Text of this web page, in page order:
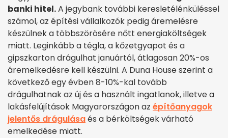
banki hitel.A jegybank további keresletélénküléssel
számol, az építési vállalkozók pedig áremelésre
készülnek a többszörösére nőtt energiaköltségek
miatt. Leginkább a tégla, a kőzetgyapot és a
gipszkarton drágulhat januártól, átlagosan 20%-os
áremelkedésre kell készülni. A Duna House szerint a
következő egy évben 8-10%-kal tovább
drágulhatnak az új és a használt ingatlanok, illetve a
lakásfelújítások Magyarországon az építőanyagok
jelentős drágulásaés a bérköltségek várható
emelkedése miatt.